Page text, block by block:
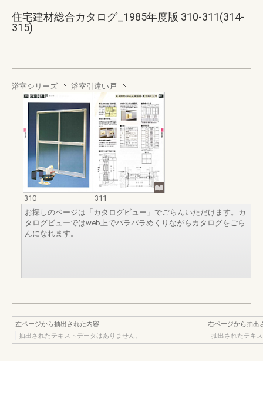
住宅建材総合カタログ_1985年度版 310-311(314-
315)
浴室シリーズ 浴室引違い戸
310
311
お探しのページは「カタログビュー」でごらんいただけます。カ
タログビューではweb上でパラパラめくりながらカタログをごら
んになれます。
左ページから抽出された内容
抽出されたテキストデータはありません。
右ページから抽出
抽出されたテキ